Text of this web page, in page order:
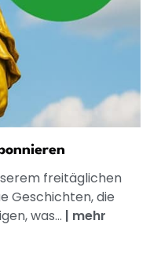
freitäglichen
Geschichten, die
was... | mehr